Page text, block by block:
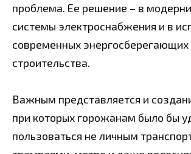
проблема. Ее решение – в
системы электроснабжения и в
современных энергосберегающих
строительства.
Важным представляется и
при которых горожанам было бы
пользоваться не личным